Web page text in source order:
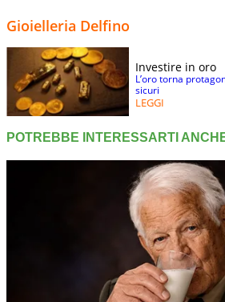
Gioielleria Delfino
Investire in oro
L’oro torna
sicuri
LEGGI